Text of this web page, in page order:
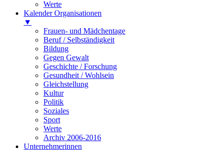
Werte
Kalender Organisationen
▼
Frauen- und Mädchentage
Beruf / Selbständigkeit
Bildung
Gegen Gewalt
Geschichte / Forschung
Gesundheit / Wohlsein
Gleichstellung
Kultur
Politik
Soziales
Sport
Werte
Archiv 2006-2016
Unternehmerinnen